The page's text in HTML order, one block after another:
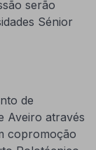
serão
Sénior
de
Aveiro através
copromoção